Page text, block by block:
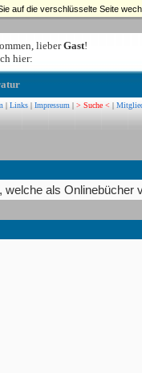
auf die verschlüsselte Seite
lieberGast!
hier:
| Links | Impressum | > Suche < |
als Onlinebücher